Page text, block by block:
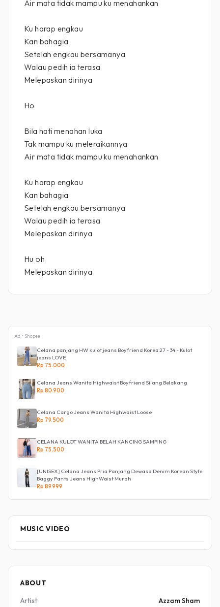
Air mata tidak mampu ku menahankan
Ku harap engkau
Kan bahagia
Setelah engkau bersamanya
Walau pedih ia terasa
Melepaskan dirinya
Ho
Bila hati menahan luka
Tak mampu ku meleraikannya
Air mata tidak mampu ku menahankan
Ku harap engkau
Kan bahagia
Setelah engkau bersamanya
Walau pedih ia terasa
Melepaskan dirinya
Hu oh
Melepaskan dirinya
Ad • Shopee
Celana panjang HW kulot jeans Boyfriend Korea 27 - 34 - Kulot
jeans LOVE
Rp 75.000
Celana Jeans Wanita Highwaist Boyfriend Silang Belakang
Rp 80.900
Celana Cargo Jeans Wanita Highwaist Loose
Rp 79.500
CELANA KULOT WANITA BELAH KANCING SAMPING
Rp 75.500
[UNISEX] Celana Jeans Pria Panjang Dewasa Denim Korean Style
Baggy Pants Jeans HighWaist Murah
Rp 89.999
MUSIC VIDEO
ABOUT
Artist
Azzam Sham